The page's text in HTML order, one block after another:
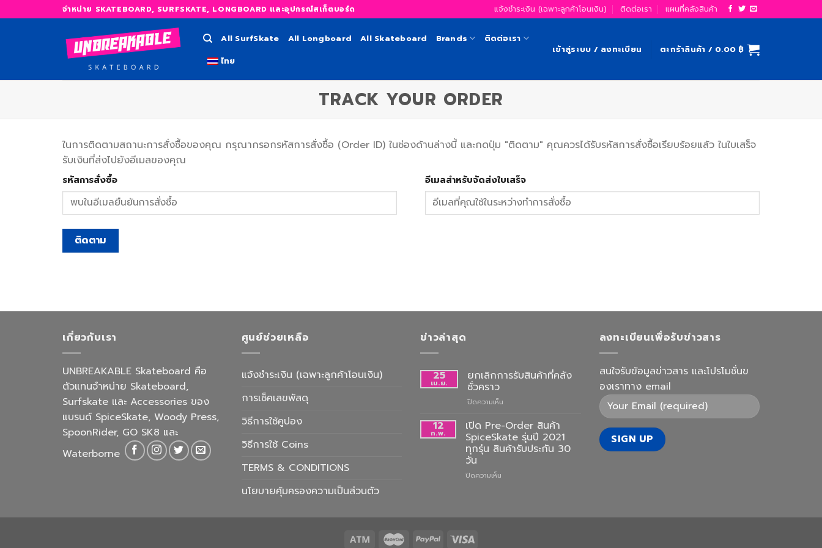
to
จำหน่าย SKATEBOARD, SURFSKATE, LONGBOARD และอุปกรณ์สเก็ตบอร์ด แจ้งชำระเงิน (เฉพาะลูกค้าโอนเงิน) ติดต่อเรา แผนที่คลังสินค้า
All SurfSkate All Longboard All Skateboard Brands
ติดต่อเรา
ไทย
เข้าสู่ระบบ / ลงทะเบียน ตะกร้าสินค้า / 0.00 ฿
TRACK YOUR ORDER
ในการติดตามสถานะการสั่งซื้อของคุณ กรุณากรอกรหัสการสั่งซื้อ (Order ID) ในช่องด้านล่างนี้ และกดปุ่ม "ติดตาม" คุณควรได้รับรหัสการสั่งซื้อเรียบร้อยแล้ว ในใบเสร็จ
รับเงินที่ส่งไปยังอีเมลของคุณ
รหัสการสั่งซื้อ อีเมลสำหรับจัดส่งใบเสร็จ
ติดตาม
เกี่ยวกับเรา
UNBREAKABLE Skateboard คือ
ตัวแทนจำหน่าย Skateboard,
Surfskate และ Accessories ของ
แบรนด์ SpiceSkate, Woody Press,
SpoonRider, GO SK8 และ
Waterborne
ศูนย์ช่วยเหลือ
แจ้งชำระเงิน (เฉพาะลูกค้าโอนเงิน)
การเช็คเลขพัสดุ
วิธีการใช้คูปอง
วิธีการใช้ Coins
TERMS & CONDITIONS
นโยบายคุ้มครองความเป็นส่วนตัว
ข่าวล่าสุด
25
เม.ย.
ยกเลิกการรับสินค้าที่คลัง
ชั่วคราว
ปิดความเห็น
การ
รับ
สินค้า
ที่
12
ก.พ.
เปิด Pre-Order สินค้า
SpiceSkate รุ่นปี 2021
ทุกรุ่น สินค้ารับประกัน 30
วัน
ปิดความเห็น
สินค้า
ลงทะเบียนเพื่อรับข่าวสาร
สนใจรับข้อมูลข่าวสาร และโปรโมชั่นข
องเราทาง email